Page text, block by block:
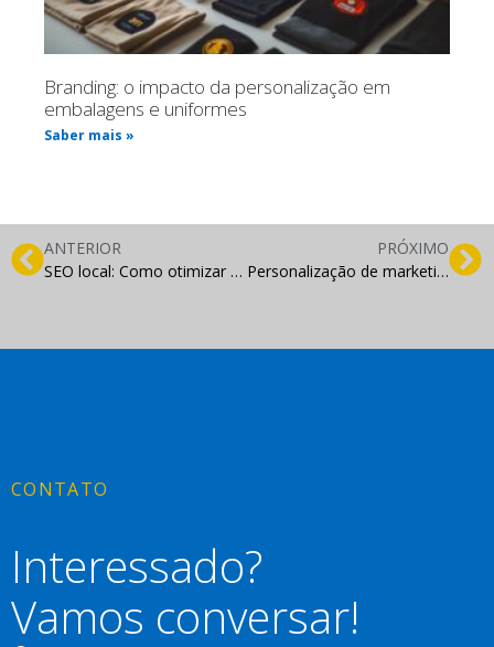
Branding: o impacto da personalização em
embalagens e uniformes
Saber mais »
ANTERIOR
SEO local: Como otimizar para negócios locais
PRÓXIMO
Personalização de marketing: Entregando mensagens relevantes ao seu público
CONTATO
Interessado?
Vamos conversar!